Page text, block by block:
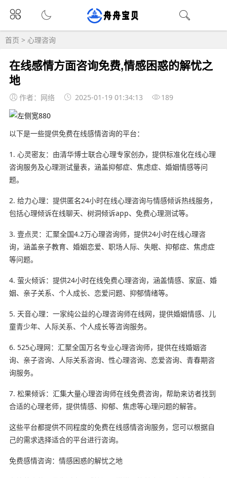
首页 > 心理咨询
在线感情方面咨询免费,情感困惑的解忧之
地
作者：网络 2025-01-19 01:34:13 189
以下是一些提供免费在线感情咨询的平台：
1. 心灵密友：由清华博士联合心理专家创办，提供标准化在线心理
咨询服务及心理测试量表，涵盖抑郁症、焦虑症、婚姻情感等问
题。
2. 给力心理：提供匿名24小时在线心理咨询与情感倾诉热线服务，
包括心理倾诉在线聊天、树洞倾诉app、免费心理测试等。
3. 壹点灵：汇聚全国4.2万心理咨询师，提供24小时在线心理咨
询，涵盖亲子教育、婚姻恋爱、职场人际、失眠、抑郁症、焦虑症
等问题。
4. 萤火倾诉：提供24小时在线免费心理咨询，涵盖情感、家庭、婚
姻、亲子关系、个人成长、恋爱问题、抑郁情绪等。
5. 天音心理：一家纯公益的心理咨询师在线网，提供婚姻情感、儿
童青少年、人际关系、个人成长等咨询服务。
6. 525心理网：汇聚全国万名专业心理咨询师，提供在线婚姻咨
询、亲子咨询、人际关系咨询、性心理咨询、恋爱咨询、青春期咨
询服务。
7. 松果倾诉：汇集大量心理咨询师在线免费咨询，帮助来访者找到
合适的心理老师，提供情感、抑郁、焦虑等心理问题的解答。
这些平台都提供不同程度的免费在线感情咨询服务，您可以根据自
己的需求选择适合的平台进行咨询。
免费感情咨询：情感困惑的解忧之地